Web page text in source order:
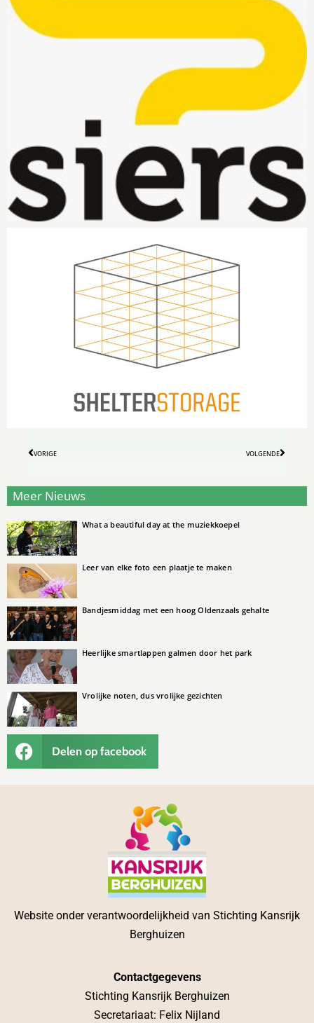
VORIGE VOLGENDE
Meer Nieuws
What a beautiful day at the muziekkoepel
Leer van elke foto een plaatje te maken
Bandjesmiddag met een hoog Oldenzaals gehalte
Heerlijke smartlappen galmen door het park
Vrolijke noten, dus vrolijke gezichten
Delen op facebook
Website onder verantwoordelijkheid van Stichting Kansrijk
Berghuizen
Contactgegevens
Stichting Kansrijk Berghuizen
Secretariaat: Felix Nijland